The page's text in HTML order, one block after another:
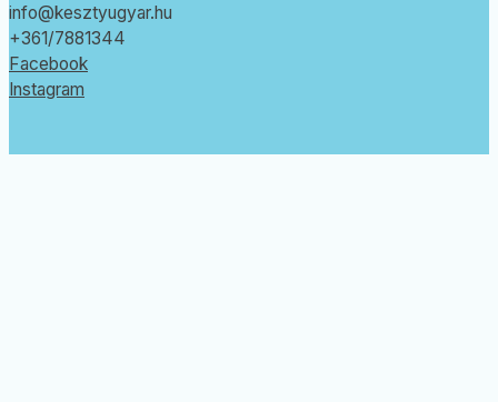
info@kesztyugyar.hu
+361/7881344
Facebook
Instagram